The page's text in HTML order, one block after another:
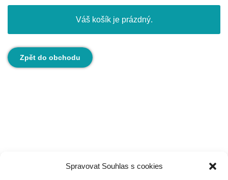
Spravovat Souhlas s cookies
Váš košík je prázdný.
Zpět do obchodu